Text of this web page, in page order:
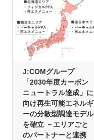
J:COMグループ
「2030年度カーボン
ニュートラル達成」に
向け再生可能エネルギ
ーの分散型調達モデル
を確立 －エリアごと
のパートナーと連携